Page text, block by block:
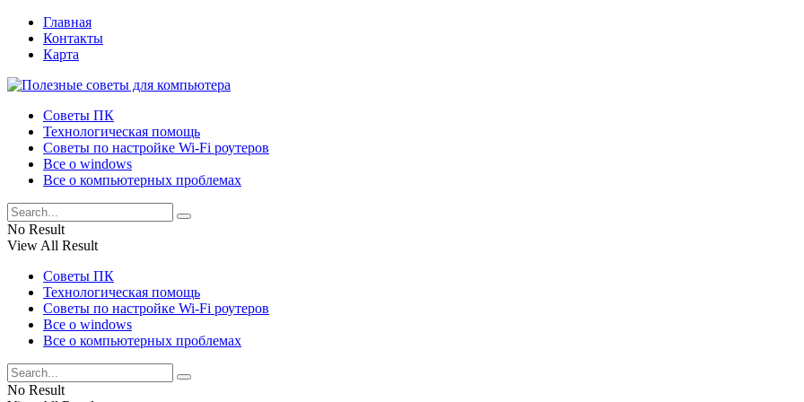
Главная
Контакты
Карта
Советы ПК
Технологическая помощь
Советы по настройке Wi-Fi роутеров
Все о windows
Все о компьютерных проблемах
No Result
View All Result
Советы ПК
Технологическая помощь
Советы по настройке Wi-Fi роутеров
Все о windows
Все о компьютерных проблемах
No Result